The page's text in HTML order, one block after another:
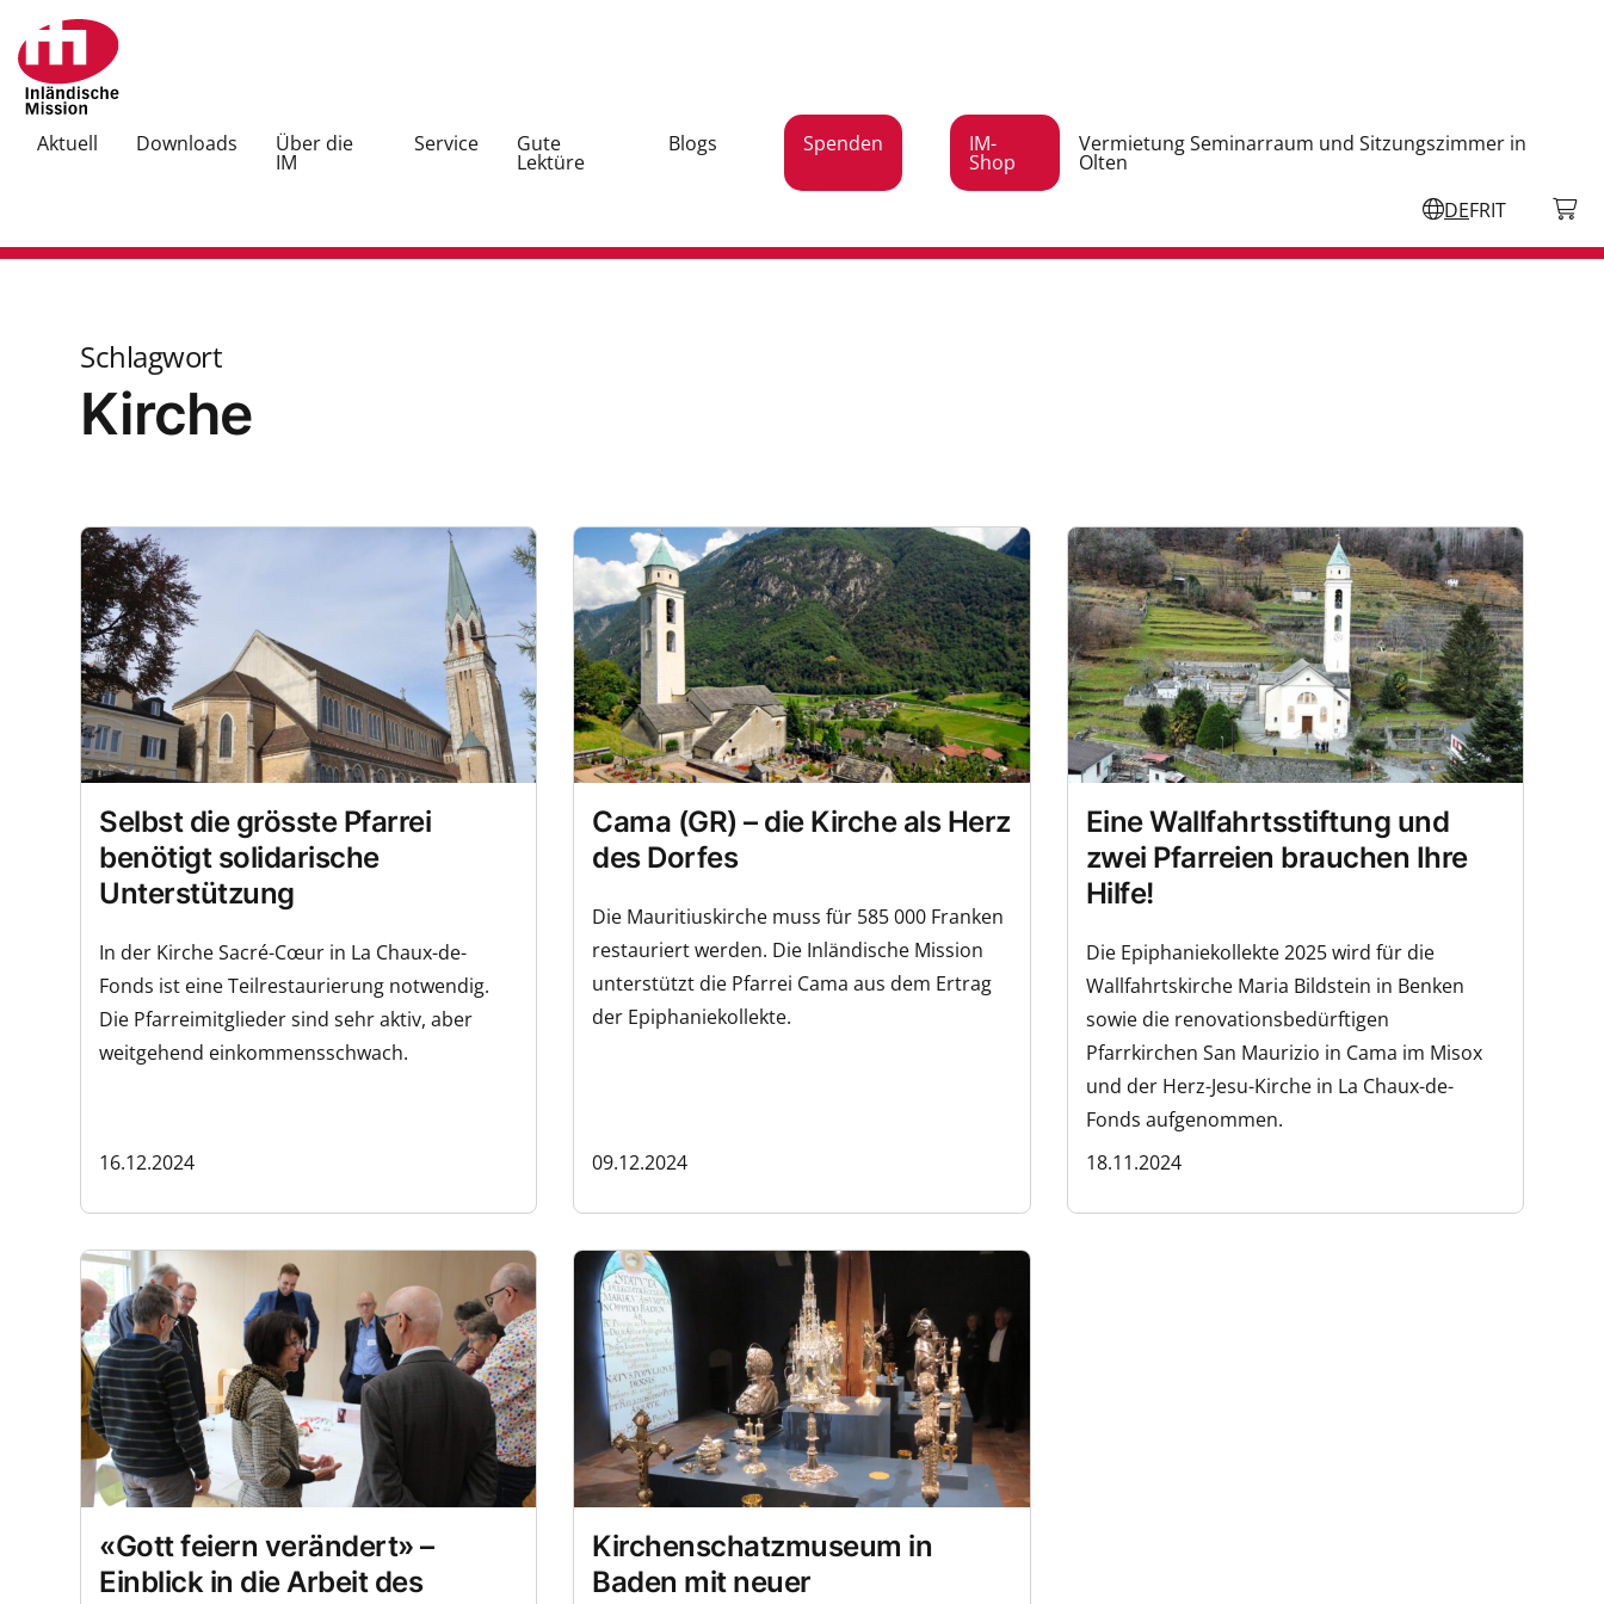
Aktuell Downloads Über die
IM
Service Gute
Lektüre
Blogs Spenden IM-
Shop
Vermietung Seminarraum und Sitzungszimmer in
Olten
DEFRIT
Schlagwort
Kirche
Selbst die grösste Pfarrei
benötigt solidarische
Unterstützung
In der Kirche Sacré-Cœur in La Chaux-de-
Fonds ist eine Teilrestaurierung notwendig.
Die Pfarreimitglieder sind sehr aktiv, aber
weitgehend einkommensschwach.
16.12.2024
Cama (GR) – die Kirche als Herz
des Dorfes
Die Mauritiuskirche muss für 585 000 Franken
restauriert werden. Die Inländische Mission
unterstützt die Pfarrei Cama aus dem Ertrag
der Epiphaniekollekte.
09.12.2024
Eine Wallfahrtsstiftung und
zwei Pfarreien brauchen Ihre
Hilfe!
Die Epiphaniekollekte 2025 wird für die
Wallfahrtskirche Maria Bildstein in Benken
sowie die renovationsbedürftigen
Pfarrkirchen San Maurizio in Cama im Misox
und der Herz-Jesu-Kirche in La Chaux-de-
Fonds aufgenommen.
18.11.2024
«Gott feiern verändert» –
Einblick in die Arbeit des
Kirchenschatzmuseum in
Baden mit neuer